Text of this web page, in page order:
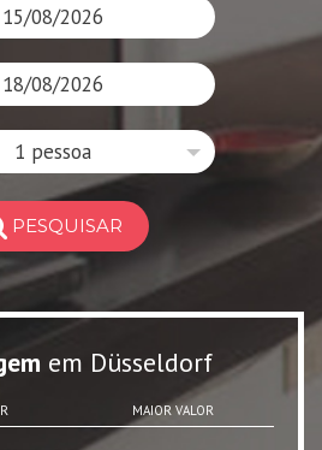
1 pessoa
PESQUISAR
em Düsseldorf
MAIOR VALOR